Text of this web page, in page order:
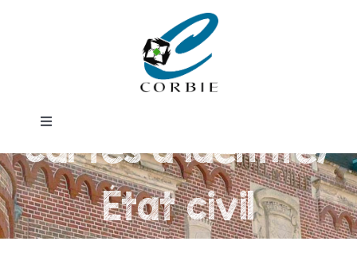
Toggle
Mairie
DÉMARCHES ADMINISTRATIVES
Service
passeports et
cartes d'identité/
État civil